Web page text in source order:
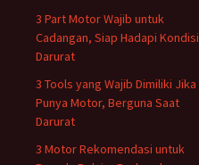
3 Part Motor Wajib untuk
Cadangan, Siap Hadapi Kondisi
Darurat
3 Tools yang Wajib Dimiliki Jika
Punya Motor, Berguna Saat
Darurat
3 Motor Rekomendasi untuk